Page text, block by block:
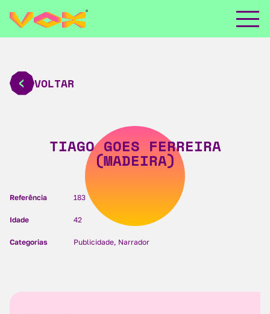
VOLTAR
TIAGO GOES FERREIRA
(MADEIRA)
Referência 183
Idade 42
Categorias Publicidade, Narrador